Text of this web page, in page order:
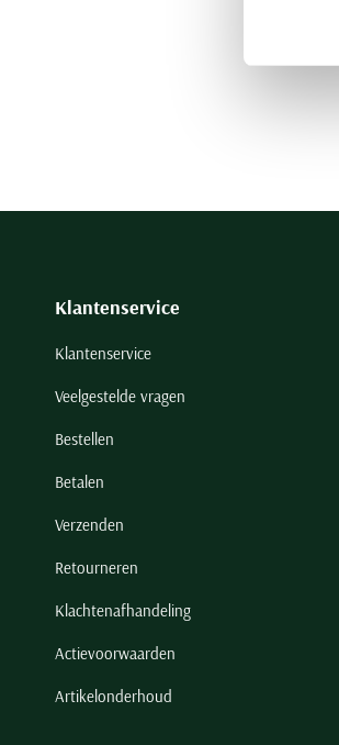
Klantenservice
Klantenservice
Veelgestelde vragen
Bestellen
Betalen
Verzenden
Retourneren
Klachtenafhandeling
Actievoorwaarden
Artikelonderhoud